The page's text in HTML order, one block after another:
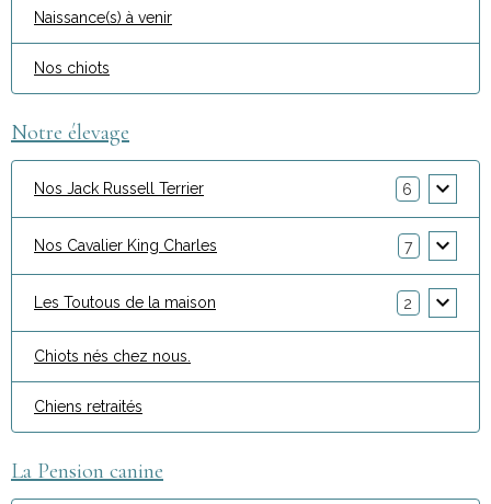
Naissance(s) à venir
Nos chiots
Notre élevage
Nos Jack Russell Terrier 6
Nos Cavalier King Charles 7
Les Toutous de la maison 2
Chiots nés chez nous.
Chiens retraités
La Pension canine